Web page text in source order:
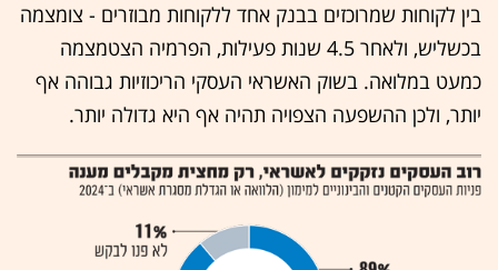
בין לקוחות שמרוכזים בבנק אחד ללקוחות מבוזרים - צומצמה
בכשליש, ולאחר 4.5 שנות פעילות, הפרמיה הצטמצמה
כמעט במלואה. בשוק האשראי העסקי הריכוזיות גבוהה אף
יותר, ולכן ההשפעה הצפויה תהיה אף היא גדולה יותר.